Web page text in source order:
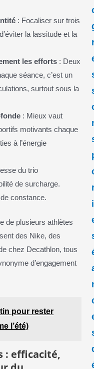
: Focaliser sur trois
la lassitude et la
les efforts : Deux
séance, c’est un
surtout sous la
: Mieux vaut
motivants chaque
à l’énergie
du trio
de surcharge.
constance.
de plusieurs athlètes
des Nike, des
chez Decathlon, tous
d’engagement
pour rester
l’été)
: efficacité,